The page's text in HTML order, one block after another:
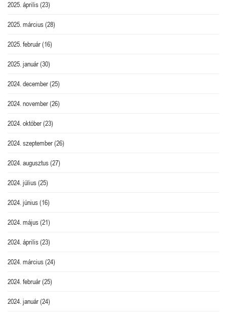
2025. április(23)
2025. március(28)
2025. február(16)
2025. január(30)
2024. december(25)
2024. november(26)
2024. október(23)
2024. szeptember(26)
2024. augusztus(27)
2024. július(25)
2024. június(16)
2024. május(21)
2024. április(23)
2024. március(24)
2024. február(25)
2024. január(24)